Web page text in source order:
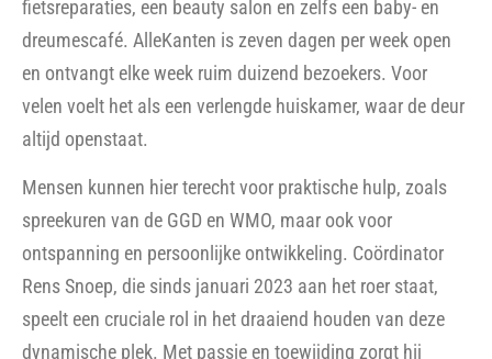
speelt een cruciale rol in het draaiend houden van deze
dynamische plek. Met passie en toewijding zorgt hij
ervoor dat AlleKanten een veilige, gastvrije en inspirerende
omgeving blijft, waar iedereen zich welkom voelt.
Links: Muzeyyen, rechts Rens
Vrijwilligers in het zonnetje
“Muzeyyen is onze stille kracht”